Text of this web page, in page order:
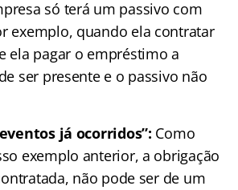
só terá um passivo com
exemplo, quando ela contratar
ela pagar o empréstimo a
ser presente e o passivo não
já ocorridos”: Como
exemplo anterior, a obrigação
não pode ser de um